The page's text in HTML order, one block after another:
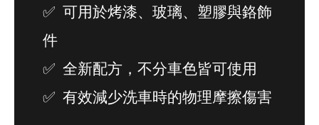
可用於烤漆、玻璃、塑膠與鉻飾
件
全新配方，不分車色皆可使用
有效減少洗車時的物理摩擦傷害